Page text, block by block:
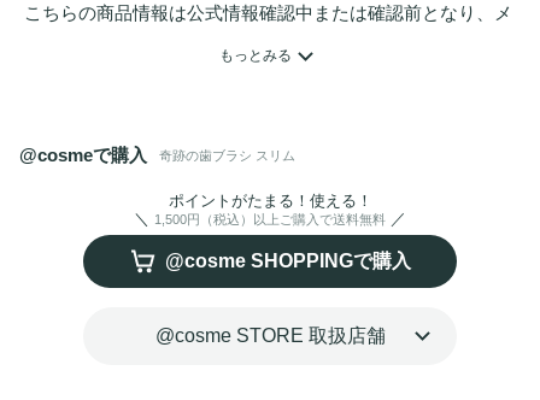
こちらの商品情報は公式情報確認中または確認前となり、メ
もっとみる
@cosmeで購入 奇跡の歯ブラシ スリム
ポイントがたまる！使える！
1,500円（税込）以上ご購入で送料無料
@cosme SHOPPINGで購入
@cosme STORE 取扱店舗